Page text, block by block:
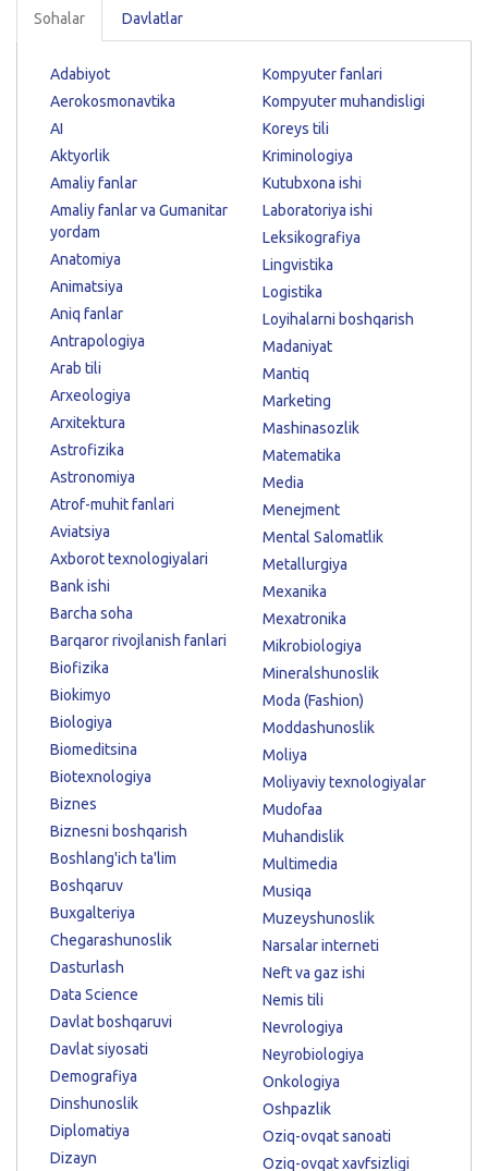
Sohalar Davlatlar
Adabiyot
Aerokosmonavtika
AI
Aktyorlik
Amaliy fanlar
Amaliy fanlar va Gumanitar
yordam
Anatomiya
Animatsiya
Aniq fanlar
Antrapologiya
Arab tili
Arxeologiya
Arxitektura
Astrofizika
Astronomiya
Atrof-muhit fanlari
Aviatsiya
Axborot texnologiyalari
Bank ishi
Barcha soha
Barqaror rivojlanish fanlari
Biofizika
Biokimyo
Biologiya
Biomeditsina
Biotexnologiya
Biznes
Biznesni boshqarish
Boshlang'ich ta'lim
Boshqaruv
Buxgalteriya
Chegarashunoslik
Dasturlash
Data Science
Davlat boshqaruvi
Davlat siyosati
Demografiya
Dinshunoslik
Diplomatiya
Dizayn
Kompyuter fanlari
Kompyuter muhandisligi
Koreys tili
Kriminologiya
Kutubxona ishi
Laboratoriya ishi
Leksikografiya
Lingvistika
Logistika
Loyihalarni boshqarish
Madaniyat
Mantiq
Marketing
Mashinasozlik
Matematika
Media
Menejment
Mental Salomatlik
Metallurgiya
Mexanika
Mexatronika
Mikrobiologiya
Mineralshunoslik
Moda (Fashion)
Moddashunoslik
Moliya
Moliyaviy texnologiyalar
Mudofaa
Muhandislik
Multimedia
Musiqa
Muzeyshunoslik
Narsalar interneti
Neft va gaz ishi
Nemis tili
Nevrologiya
Neyrobiologiya
Onkologiya
Oshpazlik
Oziq-ovqat sanoati
Oziq-ovqat xavfsizligi